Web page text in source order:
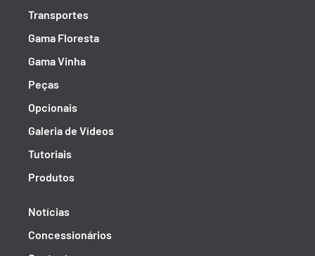
Transportes
Gama Floresta
Gama Vinha
Peças
Opcionais
Galeria de Vídeos
Tutoriais
Produtos
Notícias
Concessionários